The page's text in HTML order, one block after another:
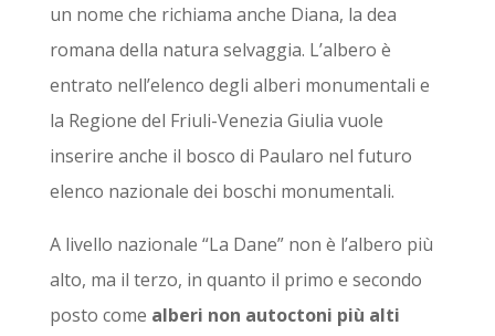
un nome che richiama anche Diana, la dea
romana della natura selvaggia. L’albero è
entrato nell’elenco degli alberi monumentali e
la Regione del Friuli-Venezia Giulia vuole
inserire anche il bosco di Paularo nel futuro
elenco nazionale dei boschi monumentali.
A livello nazionale “La Dane” non è l’albero più
alto, ma il terzo, in quanto il primo e secondo
posto come alberi non autoctoni più alti